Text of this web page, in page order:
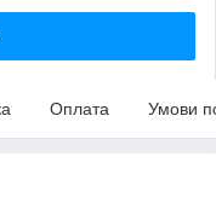
Оплата Умови